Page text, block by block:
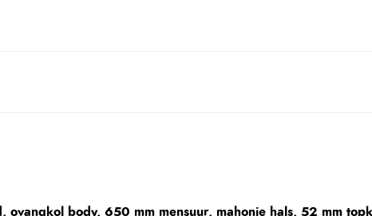
body, 650 mm mensuur, mahonie hals, 52 mm